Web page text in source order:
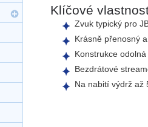
Klíčové
Zvuk typický pro
Krásně přenosný
Konstrukce
Bezdrátové
Na nabití výdrž až